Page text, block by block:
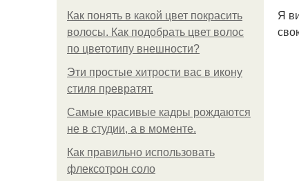
Как понять в какой цвет покрасить
волосы. Как подобрать цвет волос
по цветотипу внешности?
Эти простые хитрости вас в икону
стиля превратят.
Самые красивые кадры рождаются
не в студии, а в моменте.
Как правильно использовать
флексотрон соло
Я